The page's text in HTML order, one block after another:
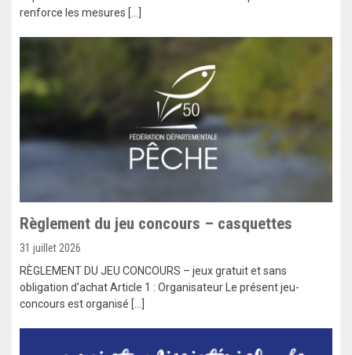
renforce les mesures […]
Règlement du jeu concours – casquettes
31 juillet 2026
RÈGLEMENT DU JEU CONCOURS – jeux gratuit et sans
obligation d’achat Article 1 : Organisateur Le présent jeu-
concours est organisé […]